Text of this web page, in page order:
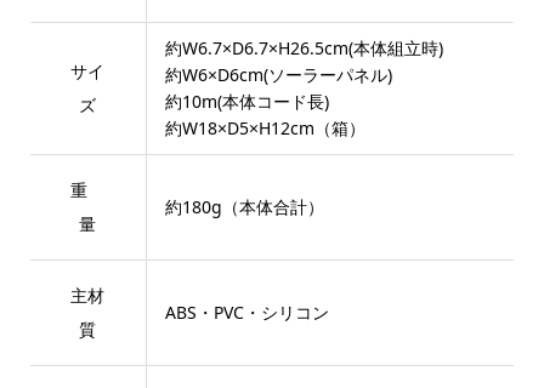
サイ
ズ
約W6.7×D6.7×H26.5cm(本体組立時)
約W6×D6cm(ソーラーパネル)
約10m(本体コード長)
約W18×D5×H12cm（箱）
重
量
約180g（本体合計）
主材
質
ABS・PVC・シリコン